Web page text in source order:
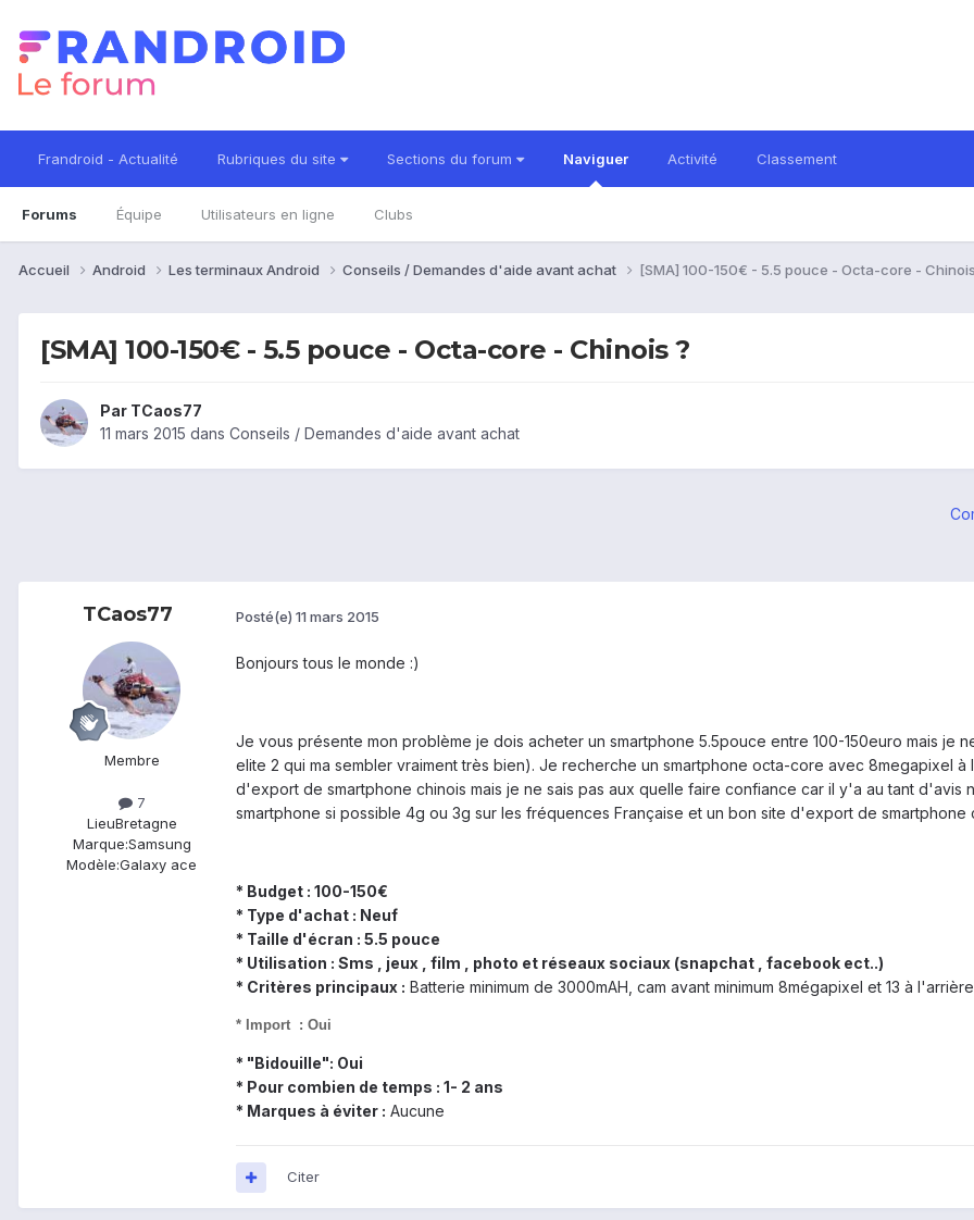
Frandroid - Actualité Rubriques du site Sections du forum Naviguer
Forums Équipe Utilisateurs en ligne Clubs
Activité Classement
Accueil Android Les terminaux Android Conseils / Demandes d'aide avant achat [SMA] 100-150€ - 5.5 pouce - Octa-core -
[SMA] 100-150€ - 5.5 pouce - Octa-core - Chinois ?
Par TCaos77
11 mars 2015 dans Conseils / Demandes d'aide avant achat
TCaos77
Membre
7
LieuBretagne
Marque:Samsung
Modèle:Galaxy ace
Posté(e) 11 mars 2015
Bonjours tous le monde :)
Je vous présente mon problème je dois acheter un smartphone 5.5pouce entre 100-150euro mais je
elite 2 qui ma sembler vraiment très bien). Je recherche un smartphone octa-core avec 8megapixel
d'export de smartphone chinois mais je ne sais pas aux quelle faire confiance car il y'a au tant d'avis
smartphone si possible 4g ou 3g sur les fréquences Française et un bon site d'export de smartphone
* Budget : 100-150€
* Type d'achat : Neuf
* Taille d'écran : 5.5 pouce
* Utilisation : Sms , jeux , film , photo et réseaux sociaux (snapchat , facebook ect..)
* Critères principaux : Batterie minimum de 3000mAH, cam avant minimum 8mégapixel et 13 à l'arrière
* Import : Oui
* "Bidouille": Oui
* Pour combien de temps : 1- 2 ans
* Marques à éviter : Aucune
Citer